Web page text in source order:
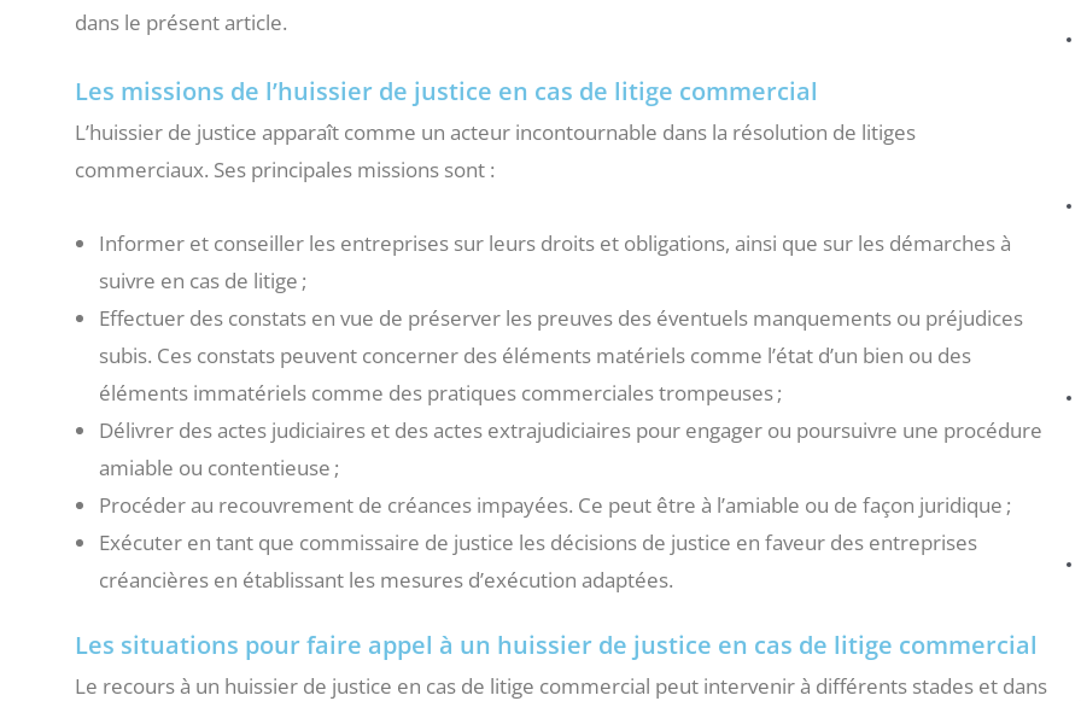
dans le présent article.
Les missions de l’huissier de justice en cas de litige commercial
L’huissier de justice apparaît comme un acteur incontournable dans la résolution de litiges
commerciaux. Ses principales missions sont :
Informer et conseiller les entreprises sur leurs droits et obligations, ainsi que sur les démarches à
suivre en cas de litige ;
Effectuer des constats en vue de préserver les preuves des éventuels manquements ou préjudices
subis. Ces constats peuvent concerner des éléments matériels comme l’état d’un bien ou des
éléments immatériels comme des pratiques commerciales trompeuses ;
Délivrer des actes judiciaires et des actes extrajudiciaires pour engager ou poursuivre une procédure
amiable ou contentieuse ;
Procéder au recouvrement de créances impayées. Ce peut être à l’amiable ou de façon juridique ;
Exécuter en tant que commissaire de justice les décisions de justice en faveur des entreprises
créancières en établissant les mesures d’exécution adaptées.
Les situations pour faire appel à un huissier de justice en cas de litige commercial
Le recours à un huissier de justice en cas de litige commercial peut intervenir à différents stades et dans